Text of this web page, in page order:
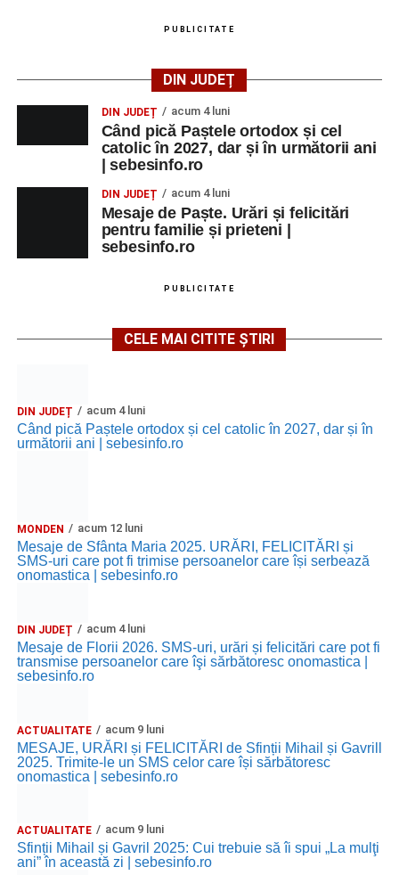
PUBLICITATE
DIN JUDEȚ
DIN JUDEȚ acum 4 luni
Când pică Paștele ortodox și cel
catolic în 2027, dar și în următorii ani
| sebesinfo.ro
DIN JUDEȚ acum 4 luni
Mesaje de Paște. Urări și felicitări
pentru familie și prieteni |
sebesinfo.ro
PUBLICITATE
CELE MAI CITITE ȘTIRI
DIN JUDEȚ acum 4 luni
Când pică Paștele ortodox și cel catolic în 2027, dar și în
următorii ani | sebesinfo.ro
MONDEN acum 12 luni
Mesaje de Sfânta Maria 2025. URĂRI, FELICITĂRI și
SMS-uri care pot fi trimise persoanelor care își serbează
onomastica | sebesinfo.ro
DIN JUDEȚ acum 4 luni
Mesaje de Florii 2026. SMS-uri, urări și felicitări care pot fi
transmise persoanelor care îşi sărbătoresc onomastica |
sebesinfo.ro
ACTUALITATE acum 9 luni
MESAJE, URĂRI și FELICITĂRI de Sfinții Mihail și Gavrill
2025. Trimite-le un SMS celor care își sărbătoresc
onomastica | sebesinfo.ro
ACTUALITATE acum 9 luni
Sfinții Mihail și Gavril 2025: Cui trebuie să îi spui „La mulţi
ani” în această zi | sebesinfo.ro